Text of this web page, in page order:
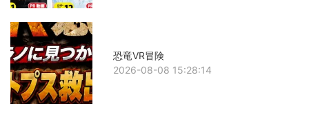
恐竜VR冒険
2026-08-08 15:28:14